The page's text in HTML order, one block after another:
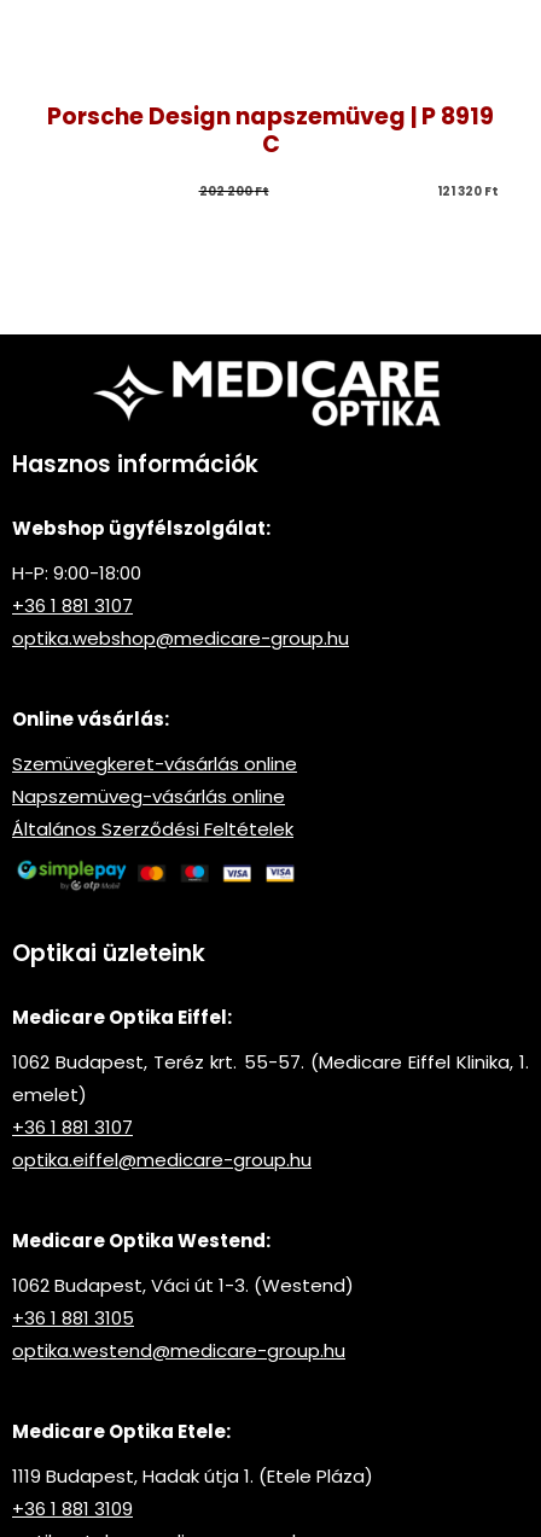
Porsche Design napszemüveg | P 8919
C
202 200 Ft 121 320 Ft
Hasznos információk
Webshop ügyfélszolgálat:
H-P: 9:00-18:00
+36 1 881 3107
optika.webshop@medicare-group.hu
Online vásárlás:
Szemüvegkeret-vásárlás online
Napszemüveg-vásárlás online
Általános Szerződési Feltételek
Optikai üzleteink
Medicare Optika Eiffel:
1062 Budapest, Teréz krt. 55-57. (Medicare Eiffel Klinika, 1.
emelet)
+36 1 881 3107
optika.eiffel@medicare-group.hu
Medicare Optika Westend:
1062 Budapest, Váci út 1-3. (Westend)
+36 1 881 3105
optika.westend@medicare-group.hu
Medicare Optika Etele:
1119 Budapest, Hadak útja 1. (Etele Pláza)
+36 1 881 3109